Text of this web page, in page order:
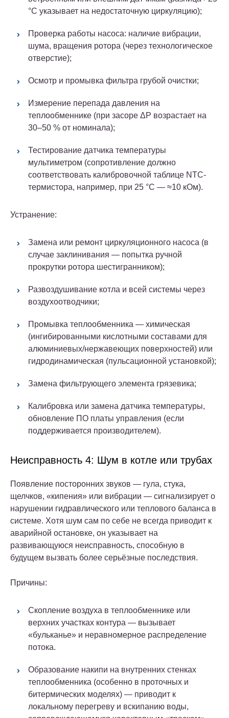
°C указывает на недостаточную циркуляцию);
Проверка работы насоса: наличие вибрации,
шума, вращения ротора (через технологическое
отверстие);
Осмотр и промывка фильтра грубой очистки;
Измерение перепада давления на
теплообменнике (при засоре ΔP возрастает на
30–50 % от номинала);
Тестирование датчика температуры
мультиметром (сопротивление должно
соответствовать калибровочной таблице NTC-
термистора, например, при 25 °C — ≈10 кОм).
Устранение:
Замена или ремонт циркуляционного насоса (в
случае заклинивания — попытка ручной
прокрутки ротора шестигранником);
Развоздушивание котла и всей системы через
воздухоотводчики;
Промывка теплообменника — химическая
(ингибированными кислотными составами для
алюминиевых/нержавеющих поверхностей) или
гидродинамическая (пульсационной установкой);
Замена фильтрующего элемента грязевика;
Калибровка или замена датчика температуры,
обновление ПО платы управления (если
поддерживается производителем).
Неисправность 4: Шум в котле или трубах
Появление посторонних звуков — гула, стука,
щелчков, «кипения» или вибрации — сигнализирует о
нарушении гидравлического или теплового баланса в
системе. Хотя шум сам по себе не всегда приводит к
аварийной остановке, он указывает на
развивающуюся неисправность, способную в
будущем вызвать более серьёзные последствия.
Причины:
Скопление воздуха в теплообменнике или
верхних участках контура — вызывает
«бульканье» и неравномерное распределение
потока.
Образование накипи на внутренних стенках
теплообменника (особенно в проточных и
битермических моделях) — приводит к
локальному перегреву и вскипанию воды,